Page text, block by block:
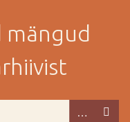
mängud